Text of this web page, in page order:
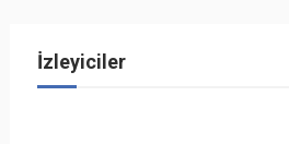
İzleyiciler